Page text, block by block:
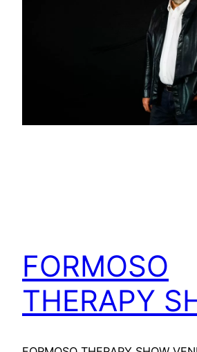
FORMOSO
THERAPY